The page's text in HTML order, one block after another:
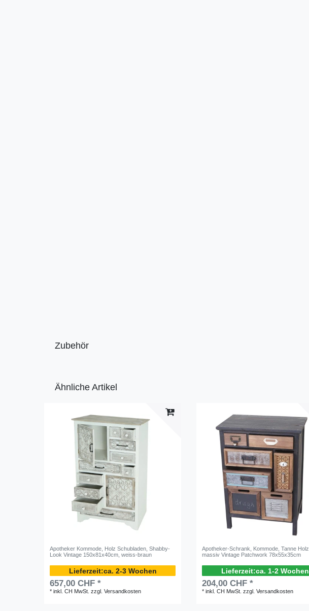
Zubehör
Ähnliche Artikel
Apotheker Kommode, Holz Schubladen, Shabby-
Look Vintage 150x81x40cm, weiss-braun
ca. 2-3 Wochen
657,00 CHF *
*inkl. CH MwSt. zzgl.Versandkosten
Apotheker-Schrank, Kommode, Tanne Holz
massiv Vintage Patchwork 78x55x35cm
ca. 1-2 Wochen
204,00 CHF *
*inkl. CH MwSt. zzgl.Versandkosten